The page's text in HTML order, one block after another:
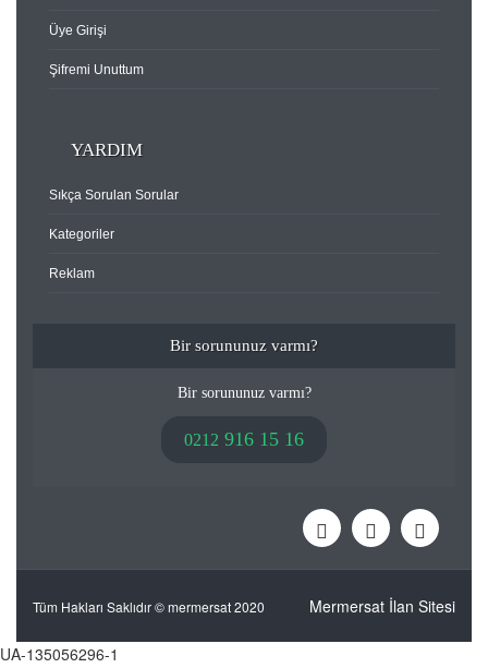
Üye Girişi
Şifremi Unuttum
YARDIM
Sıkça Sorulan Sorular
Kategoriler
Reklam
Bir sorununuz varmı?
Bir sorununuz varmı?
0212 916 15 16
Tüm Hakları Saklıdır © mermersat 2020 Mermersat İlan Sitesi
UA-135056296-1